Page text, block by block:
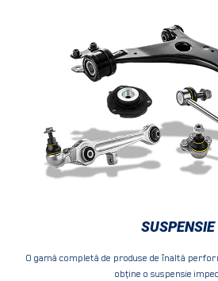
SUSPENSIE
O gamă completă de produse de înaltă
obţine o suspensie